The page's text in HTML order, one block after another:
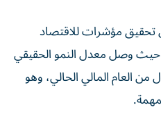
مؤشرات للاقتصاد
حيث وصل معدل النمو الحقيقي
من العام المالي الحالي، وهو